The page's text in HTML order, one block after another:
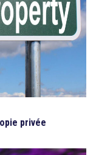
privée